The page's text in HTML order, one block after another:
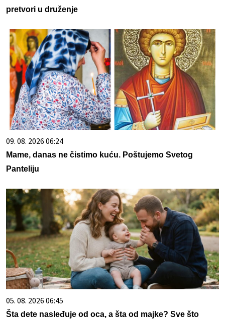
pretvori u druženje
09. 08. 2026 06:24
Mame, danas ne čistimo kuću. Poštujemo Svetog
Panteliju
05. 08. 2026 06:45
Šta dete nasleđuje od oca, a šta od majke? Sve što